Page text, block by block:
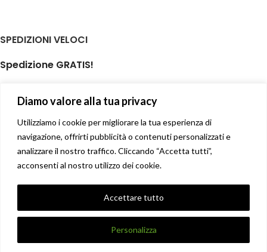
Diamo valore alla tua privacy
Utilizziamo i cookie per migliorare la tua esperienza di
navigazione, offrirti pubblicità o contenuti personalizzati e
analizzare il nostro traffico. Cliccando “Accetta tutti”,
acconsenti al nostro utilizzo dei cookie.
Personalizza
Accettare tutto
SPEDIZIONI VELOCI
Spedizione GRATIS!
isole minori non incluse
Soddisfatti o rimborsati
14 giorni diritto di recesso facile
Condizioni di vendita